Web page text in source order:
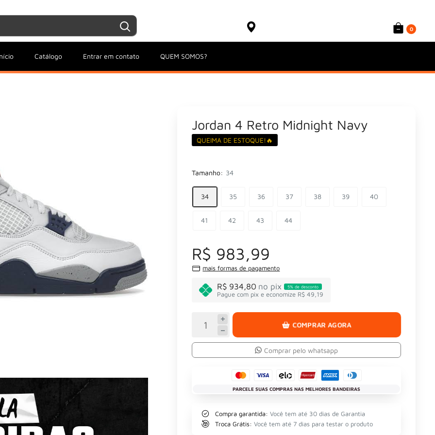
0
Catálogo Entrar em contato QUEM SOMOS?
Jordan 4 Retro Midnight Navy
QUEIMA DE ESTOQUE!🔥
Tamanho: 34
34 35 36 37 38 39 40
41 42 43 44
R$ 983,99
mais formas de pagamento
R$ 934,80 no pix 5% de desconto
Pague com pix e economize R$ 49,19
COMPRAR AGORA
Comprar pelo whatsapp
PARCELE SUAS COMPRAS NAS MELHORES BANDEIRAS
Compra garantida: Você tem até 30 dias de Garantia
Troca Grátis: Você tem até 7 dias para testar o produto